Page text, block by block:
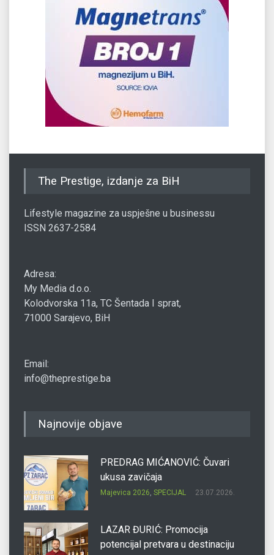
The Prestige, izdanje za BiH
Lifestyle magazine za uspješne u businessu
ISSN 2637-2584
Adresa:
My Media d.o.o.
Kolodvorska 11a, TC Šentada I sprat,
71000 Sarajevo, BiH
Email:
info@theprestige.ba
Najnovije objave
PREDRAG MIĆANOVIĆ: Čuvari
ukusa zavičaja
Majevica 2026, SPECIJAL 23.07.2026.
LAZAR ĐURIĆ: Promocija
potencijal pretvara u destinaciju